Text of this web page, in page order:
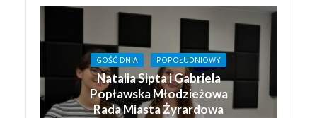
GOŚĆ DNIA POPOŁUDNIOWY
Natalia Sipta i Gabriela
Popławska Młodzieżowa
Rada Miasta Żyrardowa